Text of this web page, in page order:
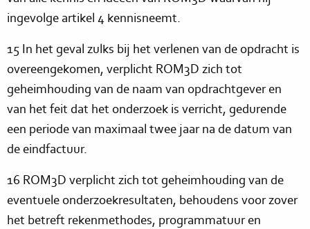
ingevolge artikel 4 kennisneemt.
15 In het geval zulks bij het verlenen van de opdracht is
overeengekomen, verplicht ROM3D zich tot
geheimhouding van de naam van opdrachtgever en
van het feit dat het onderzoek is verricht, gedurende
een periode van maximaal twee jaar na de datum van
de eindfactuur.
16 ROM3D verplicht zich tot geheimhouding van de
eventuele onderzoekresultaten, behoudens voor zover
het betreft rekenmethodes, programmatuur en